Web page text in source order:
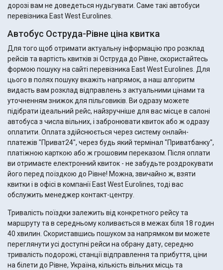
дорозі вам не доведеться нудьгувати. Саме такі автобуси
перевізника East West Eurolines.
Автобус Оструда-Рівне ціна квитка
Для того щоб отримати актуальну інформацію про розклад
рейсів та вартість квитків зі Оструда до Рівне, скористайтесь
формою пошуку на сайті перевізника East West Eurolines. Для
цього в полях пошуку вкажіть напрямок, а наш алгоритм
видасть вам розклад відправлень з актуальними цінами та
уточненням знижок для пільговиків. Ви одразу можете
підібрати ідеальний рейс, найзручніше для вас місце в салоні
автобуса з числа вільних, і забронювати квиток або ж одразу
оплатити. Оплата здійснюється через систему онлайн-
платежів "Приват24", через будь який термінал "Приватбанку",
платіжною карткою або ж грошовим переказом. Після оплати
ви отримаєте електронний квиток - не забудьте роздрокувати
його перед поїздкою до Рівне! Можна, звичайно ж, взяти
квитки і в офісі в компанії East West Eurolines, тоді вас
обслужить менеджер контакт-центру.
Тривалість поїздки залежить від конкретного рейсу та
маршруту та в середньому коливається в межах біля 18 годин
40 хвилин. Скориставшись пошуком за напрямком ви можете
переглянути усі доступні рейси на обрану дату, середню
тривалість подорожі, станції відправлення та прибуття, ціни
на білети до Рівне, Україна, кількість вільних місць та